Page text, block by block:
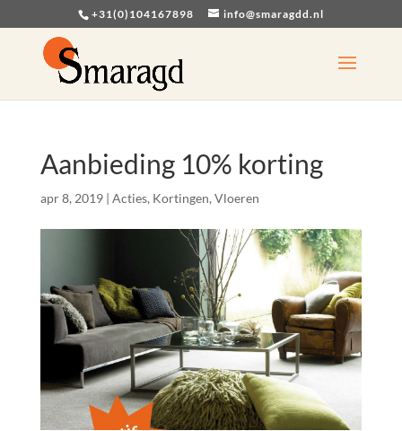
+31(0)104167898 info@smaragdd.nl
Aanbieding 10% korting
apr 8, 2019| Acties, Kortingen, Vloeren